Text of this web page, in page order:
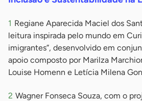
Regiane Aparecida Maciel dos
leitura inspirada pelo mundo em
imigrantes”, desenvolvido em
apoio composto por Marilza
Louise Homenn e Letícia Milena
Wagner Fonseca Souza, com o